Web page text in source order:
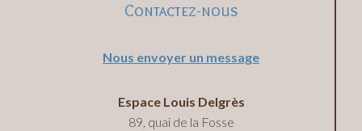
Contactez-nous
Nous envoyer un message
Espace Louis Delgrès
89, quai de la Fosse